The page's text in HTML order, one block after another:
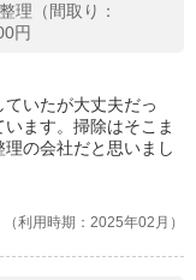
理（間取り：
円
いたが大丈夫だっ
ます。掃除はそこま
の会社だと思いまし
利用時期：2025年02月